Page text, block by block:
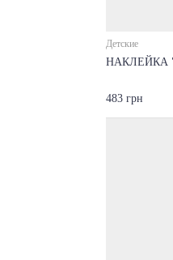
Детские
НАКЛЕЙКА
483 грн